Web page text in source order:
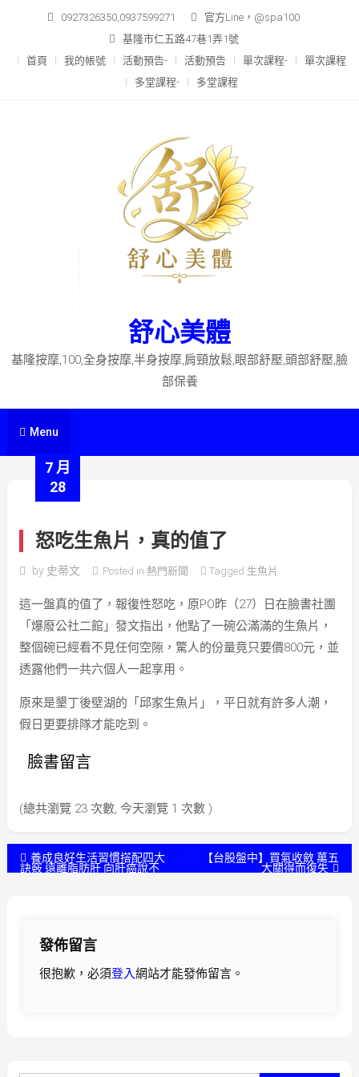
content
0927326350,0937599271
官方Line，@spa100
基隆市仁五路47巷1弄1號
首頁
我的帳號 活動預告- 活動預告 單次課程-
單次課程
多堂課程-
多堂課程
舒心美體
基隆按摩,100,全身按摩,半身按摩,肩頸放鬆,眼部舒壓,頭部舒壓,臉
部保養
Menu
7 月
28
怒吃生魚片，真的值了
by 史蒂文 Posted in 熱門新聞 Tagged 生魚片
這一盤真的值了，報復性怒吃，原PO昨（27）日在臉書社團
「爆廢公社二館」發文指出，他點了一碗公滿滿的生魚片，
整個碗已經看不見任何空隙，驚人的份量竟只要價800元，並
透露他們一共六個人一起享用。
原來是墾丁後壁湖的「邱家生魚片」，平日就有許多人潮，
假日更要排隊才能吃到。
臉書留言
(總共瀏覽 23 次數, 今天瀏覽 1 次數 )
文養成良好生活習慣搭配四大
訣竅 遠離脂肪肝 向肝癌說不
【台股盤中】買氣收斂 萬五
大關得而復失
發佈留言
很抱歉，必須登入網站才能發佈留言。